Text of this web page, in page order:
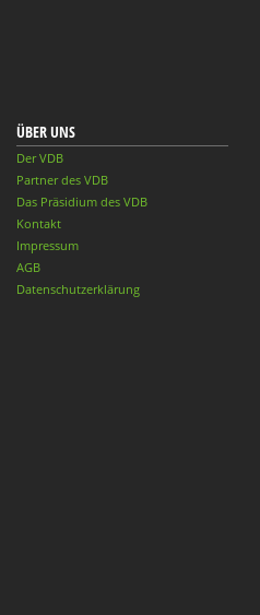
ÜBER UNS
Der VDB
Partner des VDB
Das Präsidium des VDB
Kontakt
Impressum
AGB
Datenschutzerklärung